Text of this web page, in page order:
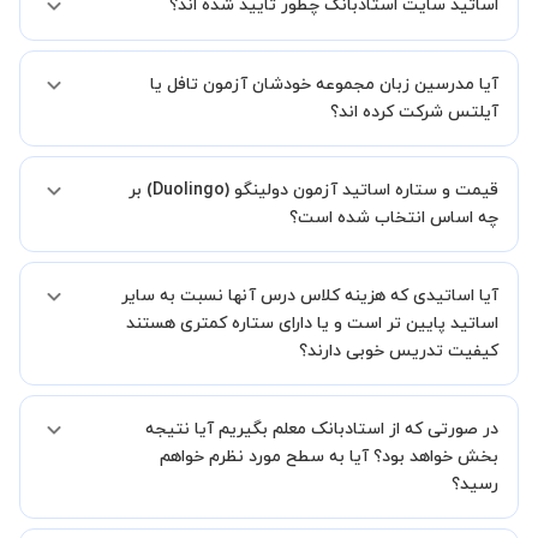
نمیشود.
اساتید سایت استادبانک چطور تایید شده اند؟
در صورت رضایت از شیوه تدریس، استاد مجوز فعالیت در استادبانک را
دریافت میکند.
اساس رضایت شاگرد بررسی میکند.
آیا مدرسین زبان مجموعه خودشان آزمون تافل یا
آیلتس شرکت کرده اند؟
بالایی نیز کسب کرده اند.
قیمت و ستاره اساتید آزمون دولینگو (Duolingo) بر
چه اساس انتخاب شده است؟
آنها در سامانه استادبانک می باشد.
ستاره اساتید به معنای سابقه تدریس آنها در استادبانک است.
آیا اساتیدی که هزینه کلاس درس آنها نسبت به سایر
اساتید پایین تر است و یا دارای ستاره کمتری هستند
کیفیت تدریس خوبی دارند؟
نظرات ثبت شده شاگردان آنها نیز مشهود است، فقط اختلاف هزینه آنها با
اساتید دیگر به دلیل سابقه کاری کمتر آنها می باشد.
در صورتی که از استادبانک معلم بگیریم آیا نتیجه
بخش خواهد بود؟ آیا به سطح مورد نظرم خواهم
رسید؟